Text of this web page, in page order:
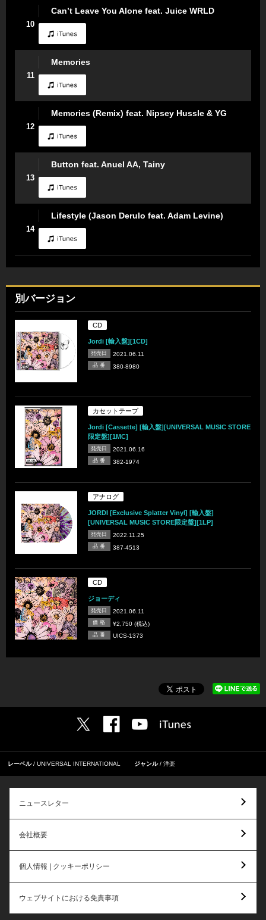
10
Can’t Leave You Alone feat. Juice WRLD
11
Memories
12
Memories (Remix) feat. Nipsey Hussle & YG
13
Button feat. Anuel AA, Tainy
14
Lifestyle (Jason Derulo feat. Adam Levine)
別バージョン
CD
Jordi [輸入盤][1CD]
発売日 2021.06.11
品 番 380-8980
カセットテープ
Jordi [Cassette] [輸入盤][UNIVERSAL MUSIC STORE
限定盤][1MC]
発売日 2021.06.16
品 番 382-1974
アナログ
JORDI [Exclusive Splatter Vinyl] [輸入盤]
[UNIVERSAL MUSIC STORE限定盤][1LP]
発売日 2022.11.25
品 番 387-4513
CD
ジョーディ
発売日 2021.06.11
価 格 ¥2,750 (税込)
品 番 UICS-1373
レーベル UNIVERSAL INTERNATIONAL ジャンル 洋楽
ニュースレター
会社概要
個人情報 | クッキーポリシー
ウェブサイトにおける免責事項